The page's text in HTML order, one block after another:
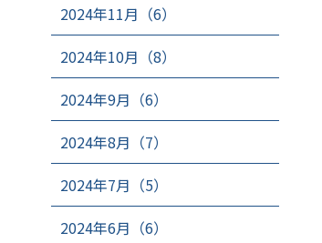
2024年11月（6）
2024年10月（8）
2024年9月（6）
2024年8月（7）
2024年7月（5）
2024年6月（6）